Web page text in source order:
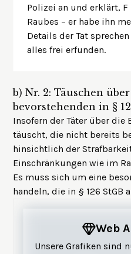
Polizei an und erklärt,
Raubes – er habe ihn
Details der Tat
alles frei erfunden.
b) Nr. 2: Täuschen
bevorstehenden in §
Insofern der Täter über
täuscht, die nicht bereits
hinsichtlich der
Einschränkungen wie im
Es muss sich um eine
handeln, die in § 126 StGB
Web
Unsere Grafiken sind